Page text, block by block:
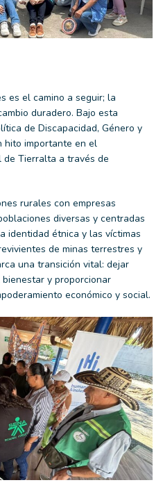
es el camino a seguir; la
duradero. Bajo esta
de Discapacidad, Género y
hito importante en el
Tierralta a través de
rurales con empresas
diversas y centradas
identidad étnica y las víctimas
de minas terrestres y
una transición vital: dejar
y proporcionar
económico y social.